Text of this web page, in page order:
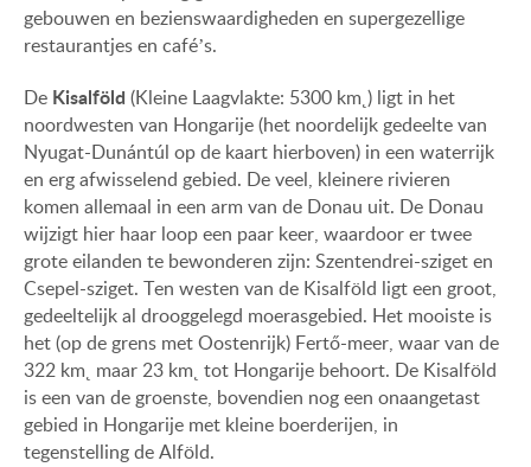
gebouwen en bezienswaardigheden en supergezellige
restaurantjes en café’s.
De Kisalföld (Kleine Laagvlakte: 5300 km˛) ligt in het
noordwesten van Hongarije (het noordelijk gedeelte van
Nyugat-Dunántúl op de kaart hierboven) in een waterrijk
en erg afwisselend gebied. De veel, kleinere rivieren
komen allemaal in een arm van de Donau uit. De Donau
wijzigt hier haar loop een paar keer, waardoor er twee
grote eilanden te bewonderen zijn: Szentendrei-sziget en
Csepel-sziget. Ten westen van de Kisalföld ligt een groot,
gedeeltelijk al drooggelegd moerasgebied. Het mooiste is
het (op de grens met Oostenrijk) Fertő-meer, waar van de
322 km˛ maar 23 km˛ tot Hongarije behoort. De Kisalföld
is een van de groenste, bovendien nog een onaangetast
gebied in Hongarije met kleine boerderijen, in
tegenstelling de Alföld.